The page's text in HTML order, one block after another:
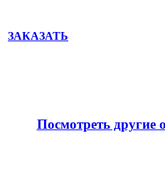
ЗАКАЗАТЬ
Посмотреть другие